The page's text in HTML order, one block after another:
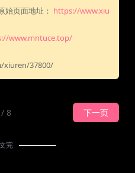
始页面地址： https://www.xiu
www.mntuce.top/
xiuren/37800/
/ 8 下一页
完